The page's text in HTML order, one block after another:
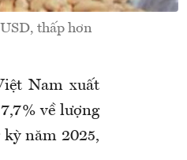
thấp hơn
Nam xuất
về lượng
năm 2025,